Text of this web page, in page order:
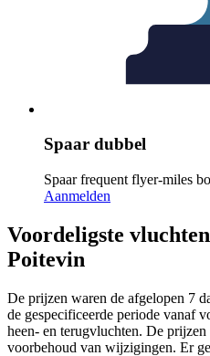
Spaar dubbel
Spaar frequent flyer-miles
Aanmelden
Voordeligste
Poitevin
De prijzen waren de afgelopen 7
de gespecificeerde periode vanaf
heen- en terugvluchten. De
voorbehoud van wijzigingen. Er